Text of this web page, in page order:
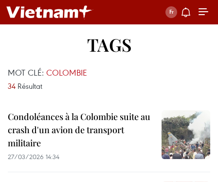
TAGS
MOT CLÉ: COLOMBIE
34 Résultat
Condoléances à la Colombie suite au
crash d'un avion de transport
militaire
27/03/2026 14:34